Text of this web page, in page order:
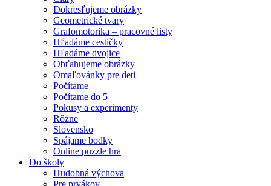
Dokresľujeme obrázky
Geometrické tvary
Grafomotorika – pracovné listy
Hľadáme cestičky
Hľadáme dvojice
Obťahujeme obrázky
Omaľovánky pre deti
Počítame
Počítame do 5
Pokusy a experimenty
Rôzne
Slovensko
Spájame bodky
Online puzzle hra
Do školy
Hudobná výchova
Pre prvákov